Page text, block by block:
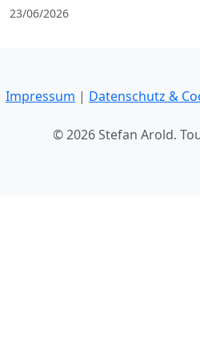
23/06/2026
Impressum | Datenschutz &
© 2026 Stefan Arold.